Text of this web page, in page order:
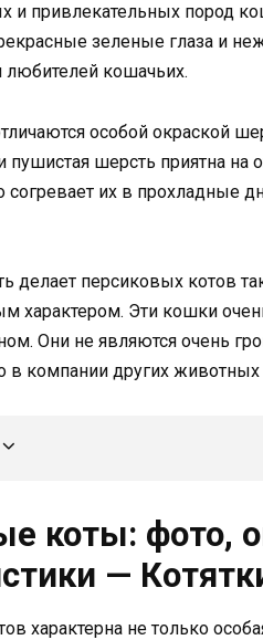
и привлекательных пород
зеленые глаза и
кошачьих.
особой окраской
пушистая шерсть приятна
согревает их в прохладные
делает персиковых котов
характером. Эти кошки
Они не являются очень
в компании других животных
коты: фото,
—
характерна не только